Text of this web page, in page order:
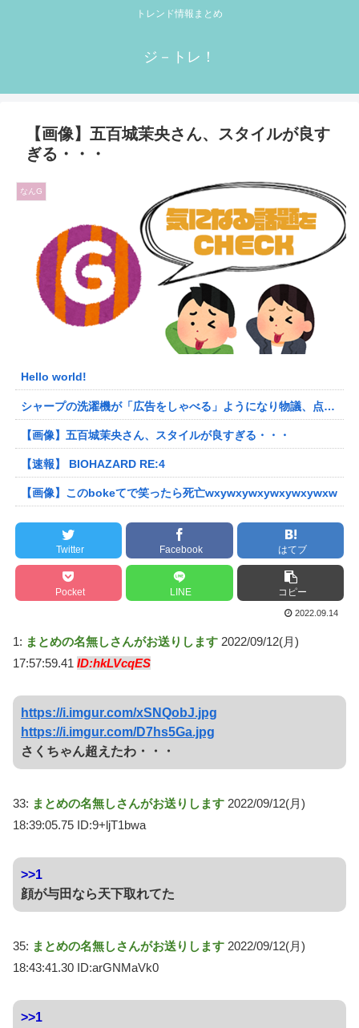
トレンド情報まとめ
ジ－トレ！
【画像】五百城茉央さん、スタイルが良す
ぎる・・・
なんG
Hello world!
シャープの洗濯機が「広告をしゃべる」ようになり物議、点滅するボタンを押すと洗剤のキャンペーン音声 「SFの世界だ」 [朝一から閉店までφ★]
【画像】五百城茉央さん、スタイルが良すぎる・・・
【速報】 BIOHAZARD RE:4
【画像】このbokeてで笑ったら死亡wxywxywxywxywxywxw
Twitter Facebook はてブ
Pocket LINE コピー
2022.09.14
1: まとめの名無しさんがお送りします 2022/09/12(月)
17:57:59.41 ID:hkLVcqES
https://i.imgur.com/xSNQobJ.jpg
https://i.imgur.com/D7hs5Ga.jpg
さくちゃん超えたわ・・・
33: まとめの名無しさんがお送りします 2022/09/12(月)
18:39:05.75 ID:9+ljT1bwa
>>1
顔が与田なら天下取れてた
35: まとめの名無しさんがお送りします 2022/09/12(月)
18:43:41.30 ID:arGNMaVk0
>>1